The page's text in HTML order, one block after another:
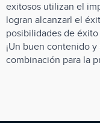
exitosos utilizan el
logran alcanzarl el
posibilidades de
¡Un buen contenido
combinación para la